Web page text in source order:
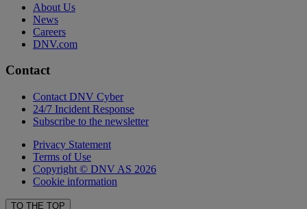
About Us
News
Careers
DNV.com
Contact
Contact DNV Cyber
24/7 Incident Response
Subscribe to the newsletter
Privacy Statement
Terms of Use
Copyright © DNV AS 2026
Cookie information
TO THE TOP